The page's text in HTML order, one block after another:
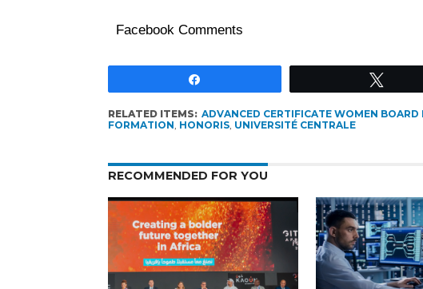
Facebook Comments
RELATED ITEMS: ADVANCED CERTIFICATE WOMEN BOARD
FORMATION, HONORIS, UNIVERSITÉ CENTRALE
RECOMMENDED FOR YOU